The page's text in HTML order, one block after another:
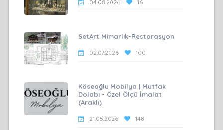
04.08.2026 16
SetArt Mimarlık-Restorasyon
02.07.2026 100
Köseoğlu Mobilya | Mutfak
Dolabı - Özel Ölçü İmalat
(Araklı)
21.05.2026 148